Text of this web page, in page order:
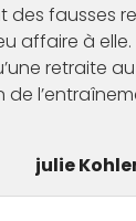
des fausses
affaire à elle.
retraite
julie